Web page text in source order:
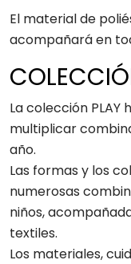
El material de
acompañará en
La colección
multiplicar
año.
Las formas y los
numerosas
niños,
textiles.
Los materiales,